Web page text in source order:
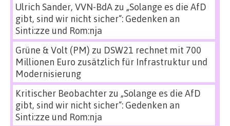
Ulrich Sander, VVN-BdAzu „Solange es die AfD
gibt, sind wir nicht sicher“: Gedenken an
Sinti:zze und Rom:nja
Grüne & Volt (PM) zu DSW21 rechnet mit 700
Millionen Euro zusätzlich für Infrastruktur und
Modernisierung
Kritischer Beobachterzu „Solange es die AfD
gibt, sind wir nicht sicher“: Gedenken an
Sinti:zze und Rom:nja